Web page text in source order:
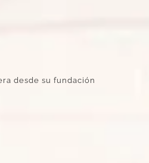
desde su fundación